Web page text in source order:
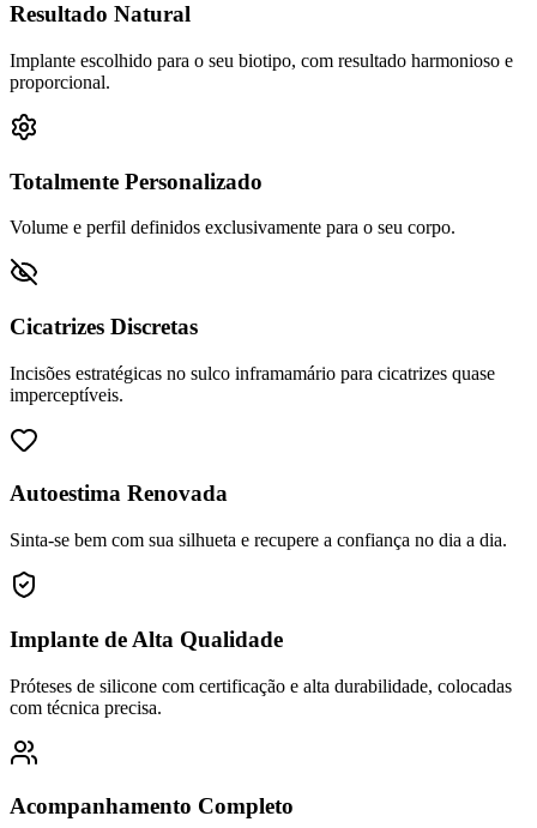
Resultado Natural
Implante escolhido para o seu biotipo, com resultado harmonioso e
proporcional.
Totalmente Personalizado
Volume e perfil definidos exclusivamente para o seu corpo.
Cicatrizes Discretas
Incisões estratégicas no sulco inframamário para cicatrizes quase
imperceptíveis.
Autoestima Renovada
Sinta-se bem com sua silhueta e recupere a confiança no dia a dia.
Implante de Alta Qualidade
Próteses de silicone com certificação e alta durabilidade, colocadas
com técnica precisa.
Acompanhamento Completo